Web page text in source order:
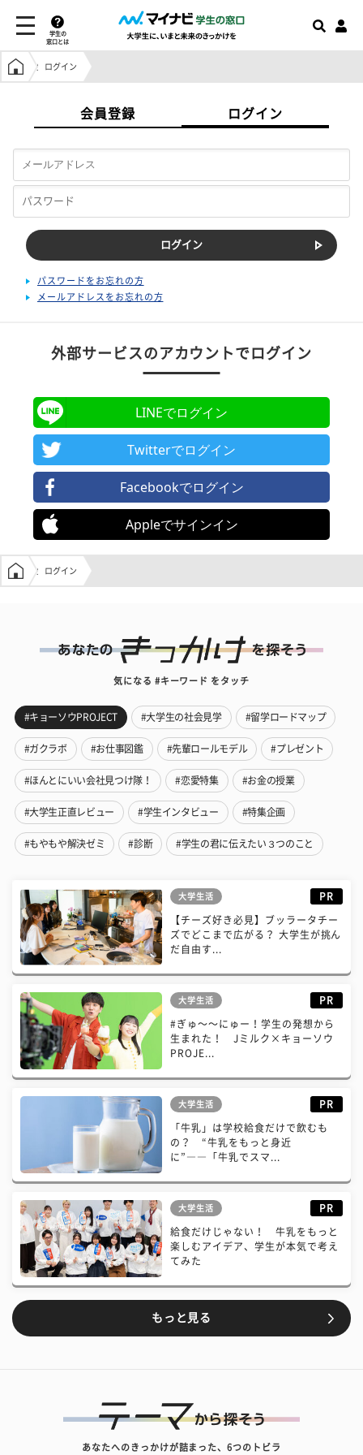
学生の
窓口とは
学生の窓口トップ
ログイン
会員登録 ログイン
パスワードをお忘れの方
メールアドレスをお忘れの方
外部サービスのアカウントでログイン
LINEでログイン
Twitterでログイン
Facebookでログイン
Appleでサインイン
学生の窓口トップ
ログイン
気になる #キーワード をタッチ
#キョーソウPROJECT #大学生の社会見学 #留学ロードマップ
#ガクラボ #お仕事図鑑 #先輩ロールモデル #プレゼント
#ほんとにいい会社見つけ隊！ #恋愛特集 #お金の授業
#大学生正直レビュー #学生インタビュー #特集企画
#もやもや解決ゼミ #診断 #学生の君に伝えたい３つのこと
大学生活 PR
【チーズ好き必見】ブッラータチー
ズでどこまで広がる？ 大学生が挑ん
だ自由す...
大学生活 PR
#ぎゅ〜〜にゅー！学生の発想から
生まれた！ Jミルク×キョーソウ
PROJE...
大学生活 PR
「牛乳」は学校給食だけで飲むも
の？ “牛乳をもっと身近
に”――「牛乳でスマ...
大学生活 PR
給食だけじゃない！ 牛乳をもっと
楽しむアイデア、学生が本気で考え
てみた
もっと見る
あなたへのきっかけが詰まった、6つのトビラ